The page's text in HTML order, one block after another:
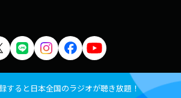
すると日本全国のラジオが聴き放題！